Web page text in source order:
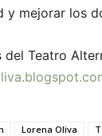
y mejorar los
del Teatro
Lorena Oliva